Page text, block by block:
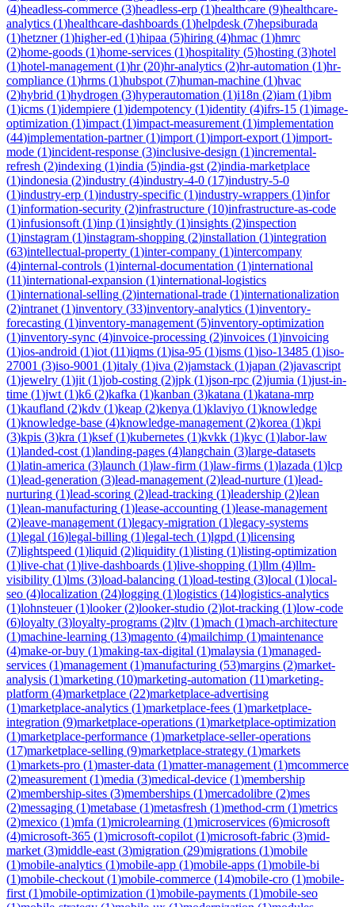
(4)headless-commerce (3)headless-erp (1)healthcare (9)healthcare-
analytics (1)healthcare-dashboards (1)helpdesk (7)hepsiburada
(1)hetzner(1)higher-ed (1)hipaa (5)hiring (4)hmac (1)hmrc
(2)home-goods (1)home-services (1)hospitality (5)hosting (3)hotel
(1)hotel-management (1)hr(20)hr-analytics (2)hr-automation (1)hr-
compliance (1)hrms (1)hubspot (7)human-machine (1)hvac
(2)hybrid (1)hydrogen (3)hyperautomation (1)i18n (2)iam (1)ibm
(1)icms (1)idempiere (1)idempotency (1)identity (4)ifrs-15 (1)image-
optimization (1)impact (1)impact-measurement (1)implementation
(44)implementation-partner(1)import (1)import-export (1)import-
mode (1)incident-response (3)inclusive-design (1)incremental-
refresh (2)indexing (1)india (5)india-gst (2)india-marketplace
(1)indonesia (2)industry (4)industry-4-0 (17)industry-5-0
(1)industry-erp (1)industry-specific (1)industry-wrappers (1)infor
(1)information-security (2)infrastructure (10)infrastructure-as-code
(1)infusionsoft (1)inp (1)insightly (1)insights (2)inspection
(1)instagram (1)instagram-shopping (2)installation (1)integration
(63)intellectual-property (1)inter-company (1)intercompany
(4)internal-controls (1)internal-documentation (1)international
(11)international-expansion (1)international-logistics
(1)international-selling (2)international-trade (1)internationalization
(2)intranet (1)inventory (33)inventory-analytics (1)inventory-
forecasting (1)inventory-management (5)inventory-optimization
(1)inventory-sync (4)invoice-processing (2)invoices (1)invoicing
(1)ios-android (1)iot (11)iqms (1)isa-95 (1)isms (1)iso-13485 (1)iso-
27001 (3)iso-9001 (1)italy (1)iva (2)jamstack (1)japan (2)javascript
(1)jewelry (1)jit (1)job-costing (2)jpk (1)json-rpc (2)jumia (1)just-in-
time (1)jwt (1)k6 (2)kafka (1)kanban (3)katana (1)katana-mrp
(1)kaufland (2)kdv (1)keap (2)kenya (1)klaviyo (1)knowledge
(1)knowledge-base (4)knowledge-management (2)korea (1)kpi
(3)kpis (3)kra (1)ksef(1)kubernetes (1)kvkk (1)kyc (1)labor-law
(1)landed-cost (1)landing-pages (4)langchain (3)large-datasets
(1)latin-america (3)launch (1)law-firm (1)law-firms (1)lazada (1)lcp
(1)lead-generation (3)lead-management (2)lead-nurture (1)lead-
nurturing (1)lead-scoring (2)lead-tracking (1)leadership (2)lean
(1)lean-manufacturing (1)lease-accounting (1)lease-management
(2)leave-management (1)legacy-migration (1)legacy-systems
(1)legal (16)legal-billing (1)legal-tech (1)lgpd (1)licensing
(7)lightspeed (1)liquid (2)liquidity (1)listing (1)listing-optimization
(1)live-chat (1)live-dashboards (1)live-shopping (1)llm (4)llm-
visibility (1)lms (3)load-balancing (1)load-testing (3)local (1)local-
seo (4)localization (24)logging (1)logistics (14)logistics-analytics
(1)lohnsteuer(1)looker(2)looker-studio (2)lot-tracking (1)low-code
(6)loyalty (3)loyalty-programs (2)ltv (1)mach (1)mach-architecture
(1)machine-learning (13)magento (4)mailchimp (1)maintenance
(4)make-or-buy (1)making-tax-digital (1)malaysia (1)managed-
services (1)management (1)manufacturing (53)margins (2)market-
analysis (1)marketing (10)marketing-automation (11)marketing-
platform (4)marketplace (22)marketplace-advertising
(1)marketplace-analytics (1)marketplace-fees (1)marketplace-
integration (9)marketplace-operations (1)marketplace-optimization
(1)marketplace-performance (1)marketplace-seller-operations
(17)marketplace-selling (9)marketplace-strategy (1)markets
(1)markets-pro (1)master-data (1)matter-management (1)mcommerce
(2)measurement (1)media (3)medical-device (1)membership
(2)membership-sites (3)memberships (1)mercadolibre (2)mes
(2)messaging (1)metabase (1)metasfresh (1)method-crm (1)metrics
(2)mexico (1)mfa (1)microlearning (1)microservices (6)microsoft
(4)microsoft-365 (1)microsoft-copilot (1)microsoft-fabric (3)mid-
market (3)middle-east (3)migration (29)migrations (1)mobile
(1)mobile-analytics (1)mobile-app (1)mobile-apps (1)mobile-bi
(1)mobile-checkout (1)mobile-commerce (14)mobile-cro (1)mobile-
first (1)mobile-optimization (1)mobile-payments (1)mobile-seo